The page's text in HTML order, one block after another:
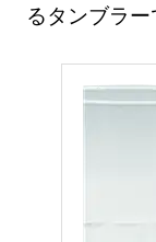
るタンブラー